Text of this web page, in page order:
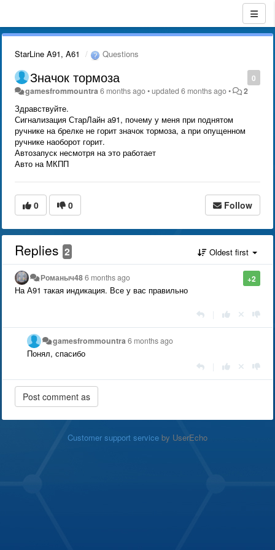
StarLine A91, A61 Questions
0
Значок тормоза
gamesfrommountra 6 months ago•updated6 months ago• 2
Здравствуйте.
Сигнализация СтарЛайн а91, почему у меня при поднятом
ручнике на брелке не горит значок тормоза, а при опущенном
ручнике наоборот горит.
Автозапуск несмотря на это работает
Авто на МКПП
0 0 Follow
Replies 2 Oldest first
+2
Романыч486 months ago
На А91 такая индикация. Все у вас правильно
gamesfrommountra 6 months ago
Понял, спасибо
Customer support service by UserEcho